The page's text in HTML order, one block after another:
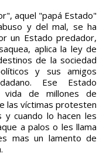
aquel "papá Estado"
y del mal, se ha
un Estado predador,
aplica la ley de
de la sociedad
y sus amigos
Ese Estado
vida de millones de
las víctimas protesten
y cuando lo hacen les
a palos o les llama
mas un lamento de